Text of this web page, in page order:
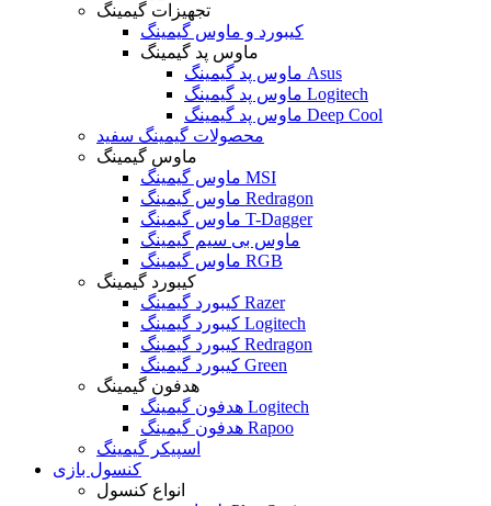
تجهیزات گیمینگ
کیبورد و ماوس گیمینگ
ماوس پد گیمینگ
ماوس پد گیمینگ Asus
ماوس پد گیمینگ Logitech
ماوس پد گیمینگ Deep Cool
محصولات گیمینگ سفید
ماوس گیمینگ
ماوس گیمینگ MSI
ماوس گیمینگ Redragon
ماوس گیمینگ T-Dagger
ماوس بی سیم گیمینگ
ماوس گیمینگ RGB
کیبورد گیمینگ
کیبورد گیمینگ Razer
کیبورد گیمینگ Logitech
کیبورد گیمینگ Redragon
کیبورد گیمینگ Green
هدفون گیمینگ
هدفون گیمینگ Logitech
هدفون گیمینگ Rapoo
اسپیکر گیمینگ
کنسول بازی
انواع کنسول